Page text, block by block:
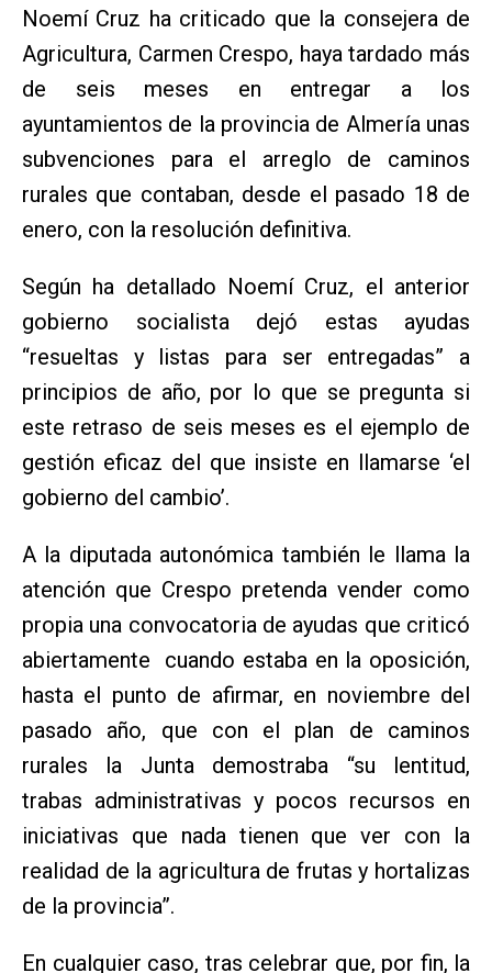
Noemí Cruz ha criticado que la consejera de
Agricultura, Carmen Crespo, haya tardado más
de seis meses en entregar a los
ayuntamientos de la provincia de Almería unas
subvenciones para el arreglo de caminos
rurales que contaban, desde el pasado 18 de
enero, con la resolución definitiva.
Según ha detallado Noemí Cruz, el anterior
gobierno socialista dejó estas ayudas
“resueltas y listas para ser entregadas” a
principios de año, por lo que se pregunta si
este retraso de seis meses es el ejemplo de
gestión eficaz del que insiste en llamarse ‘el
gobierno del cambio’.
A la diputada autonómica también le llama la
atención que Crespo pretenda vender como
propia una convocatoria de ayudas que criticó
abiertamente cuando estaba en la oposición,
hasta el punto de afirmar, en noviembre del
pasado año, que con el plan de caminos
rurales la Junta demostraba “su lentitud,
trabas administrativas y pocos recursos en
iniciativas que nada tienen que ver con la
realidad de la agricultura de frutas y hortalizas
de la provincia”.
En cualquier caso, tras celebrar que, por fin, la